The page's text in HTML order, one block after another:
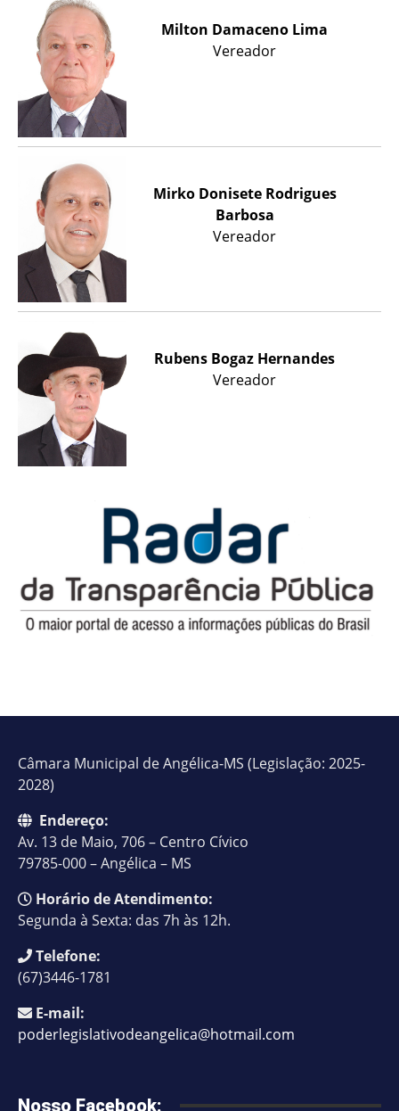
Milton Damaceno Lima
Vereador
Mirko Donisete Rodrigues
Barbosa
Vereador
Rubens Bogaz Hernandes
Vereador
Câmara Municipal de Angélica-MS (Legislação: 2025-
2028)
Endereço:
Av. 13 de Maio, 706 – Centro Cívico
79785-000 – Angélica – MS
Horário de Atendimento:
Segunda à Sexta: das 7h às 12h.
Telefone:
(67)3446-1781
E-mail:
poderlegislativodeangelica@hotmail.com
Nosso Facebook: